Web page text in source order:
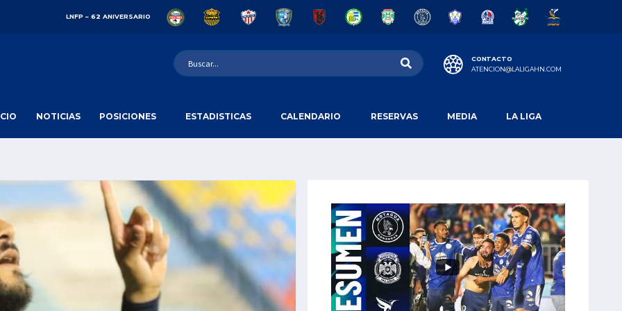
LNFP – 62 ANIVERSARIO
CONTACTO
ATENCION@LALIGAHN.COM
NOTICIAS POSICIONES ESTADISTICAS CALENDARIO RESERVAS MEDIA LA LIGA